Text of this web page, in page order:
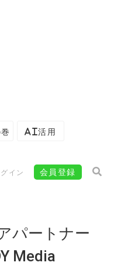
AI活用
グイン 会員登録
パートナー
Media